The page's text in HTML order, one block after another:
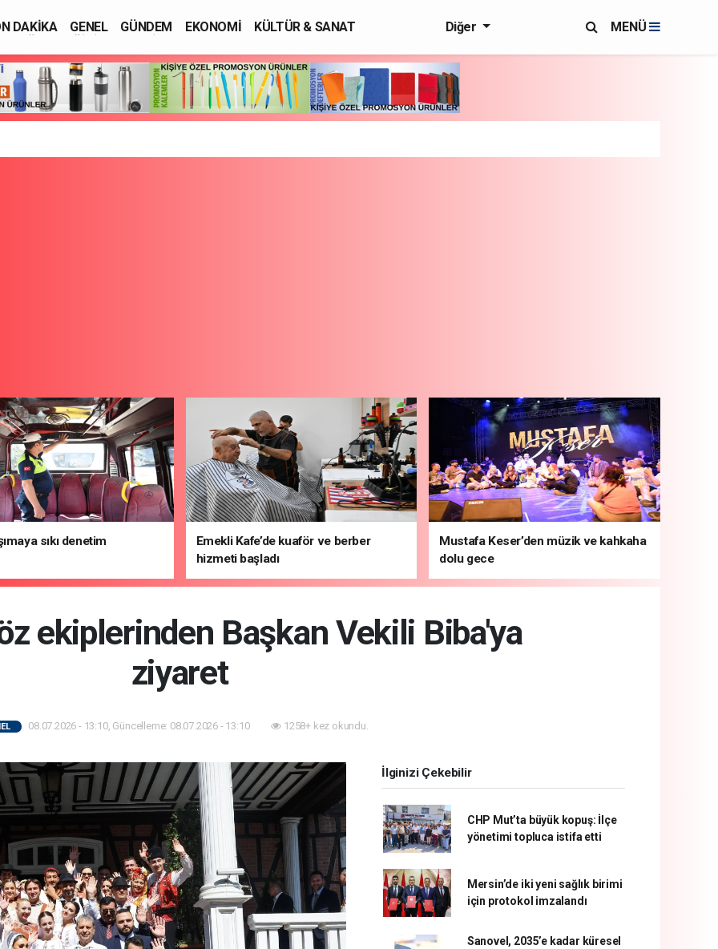
DAKİKA GENEL GÜNDEM EKONOMİ
KÜLTÜR & SANAT
Diğer MENÜ
sıkı denetim
Emekli Kafe’de kuaför ve berber
hizmeti başladı
Mustafa Keser’den müzik ve kahkaha
dolu gece
ekiplerinden Başkan Vekili Biba'ya
ziyaret
08.07.2026 - 13:10, Güncelleme: 08.07.2026 - 13:10 1258+ kez okundu.
İlginizi Çekebilir
CHP Mut’ta büyük kopuş: İlçe
yönetimi topluca istifa etti
Mersin’de iki yeni sağlık birimi
için protokol imzalandı
Sanovel, 2035’e kadar küresel